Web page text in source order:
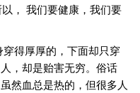
， 我们要健康，我们要
得厚厚的，下面却只穿
，却是贻害无穷。俗话
然血总是热的，但很多人